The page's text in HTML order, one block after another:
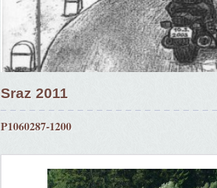
Sraz 2011
P1060287-1200